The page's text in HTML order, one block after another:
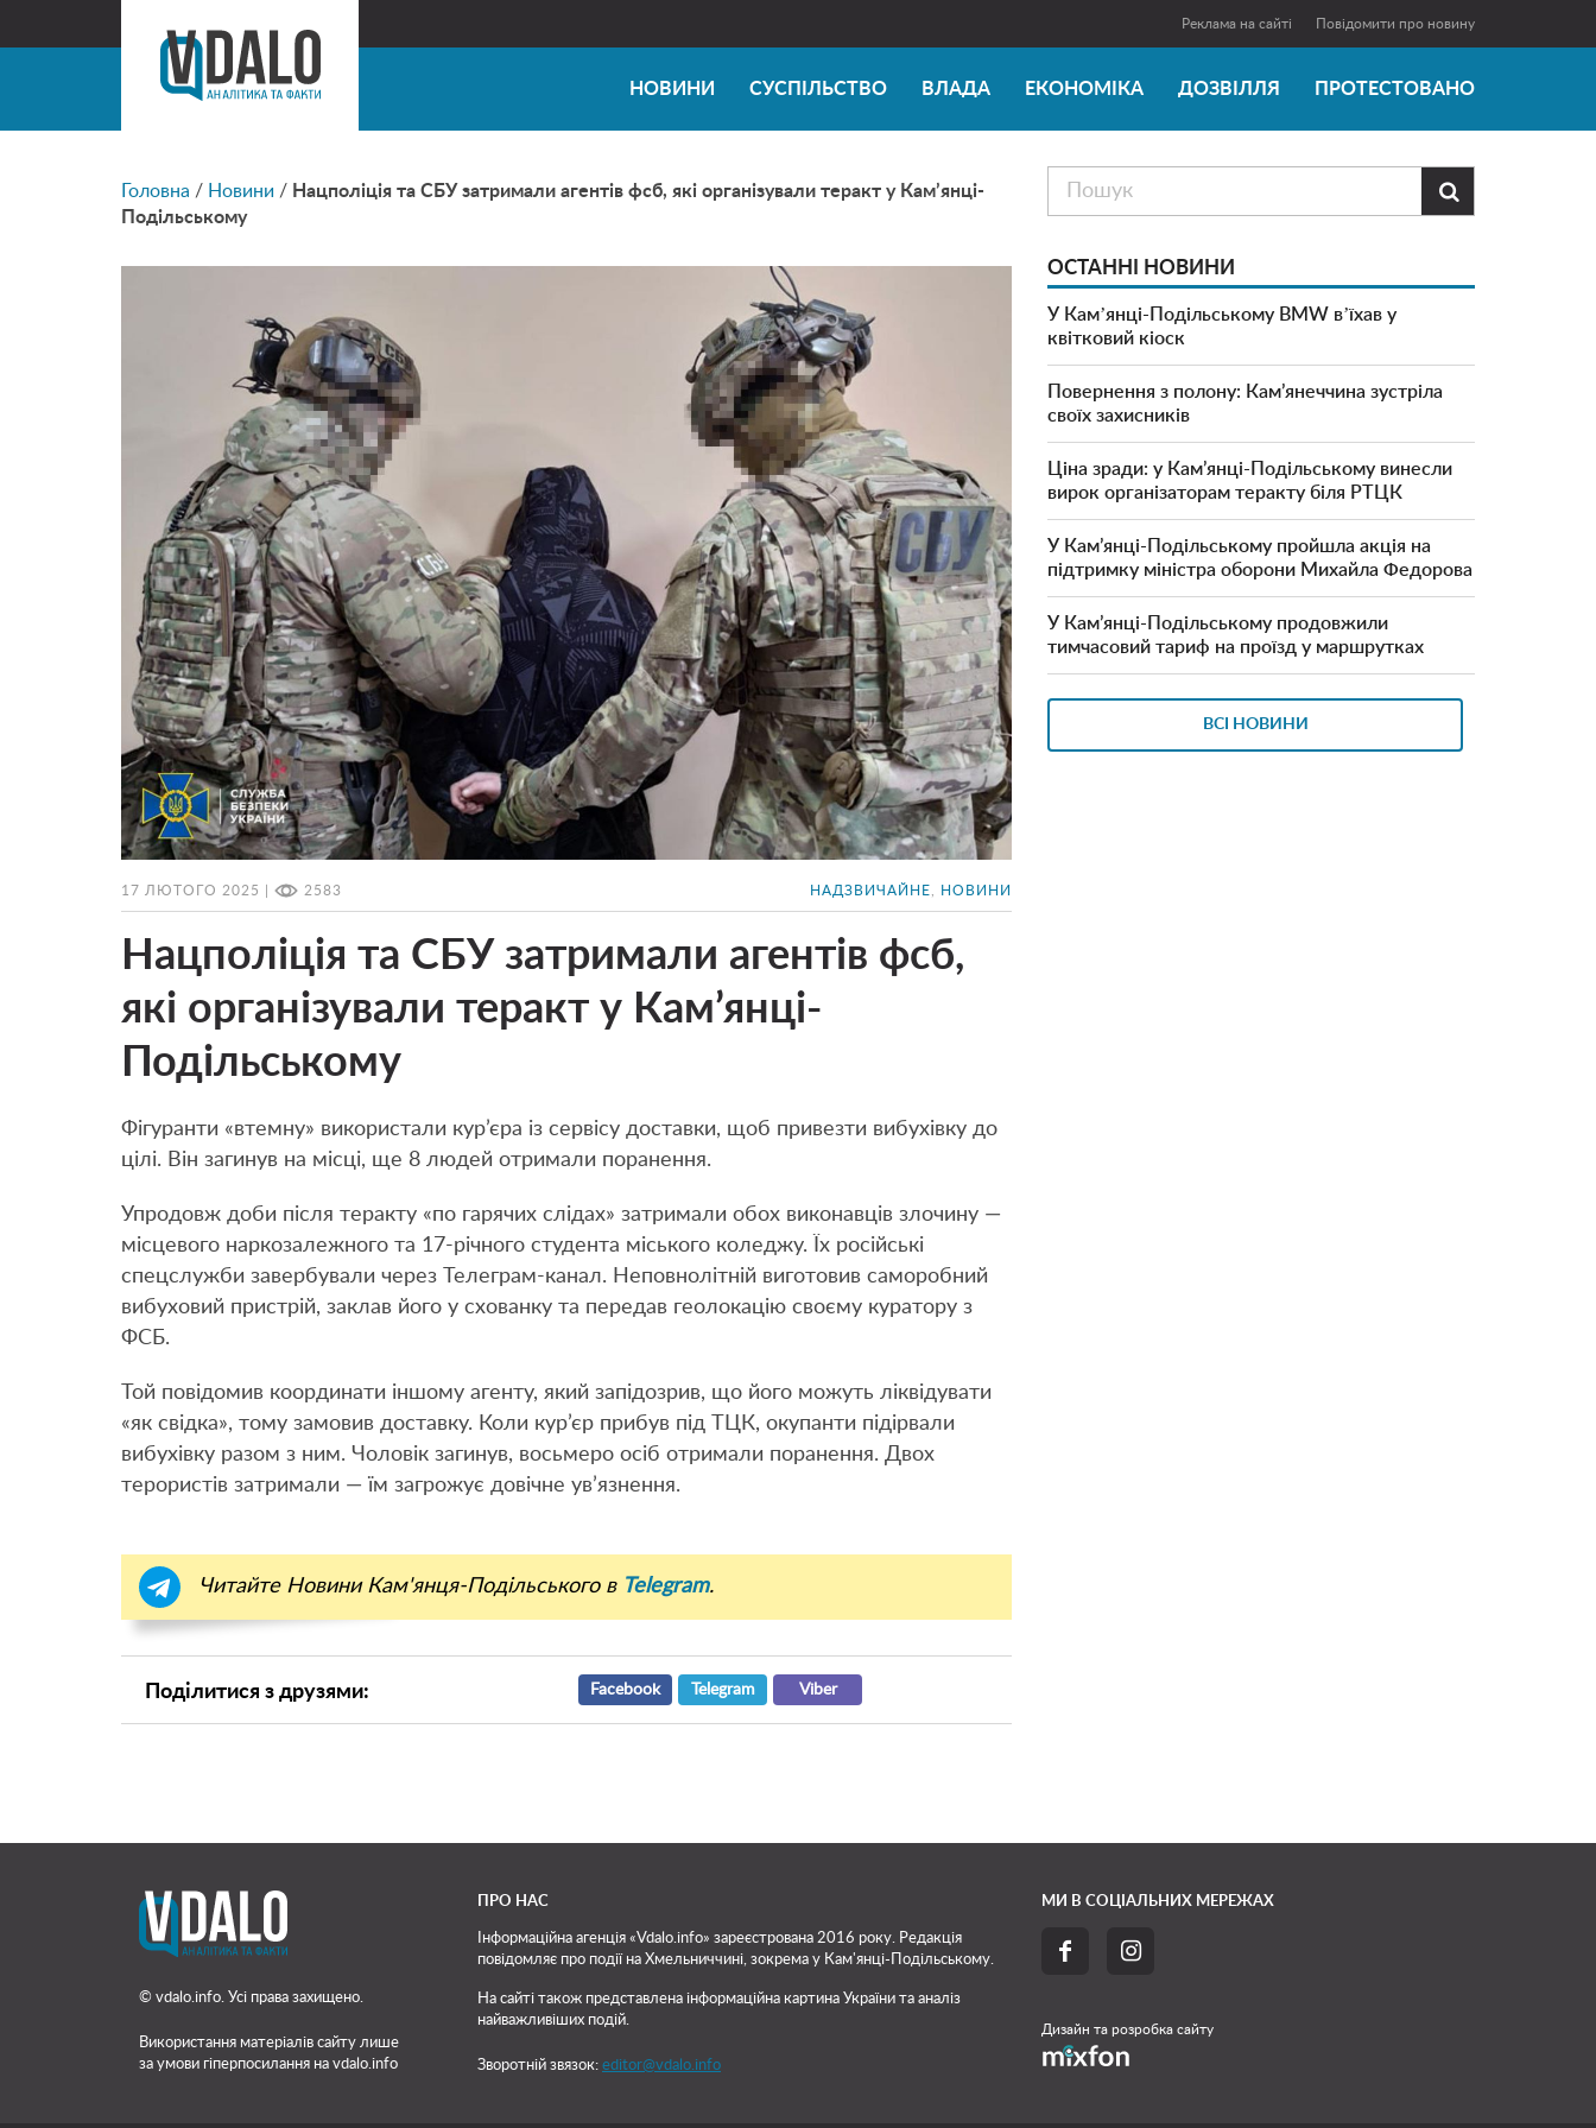
Реклама на сайті Повідомити про новину
НОВИНИ СУСПІЛЬСТВО ВЛАДА ЕКОНОМІКА ДОЗВІЛЛЯ ПРОТЕСТОВАНО
Головна / Новини / Нацполіція та СБУ затримали агентів фсб, які організували теракт у Кам’янці-
Подільському
17 ЛЮТОГО 2025 | 2583 НАДЗВИЧАЙНЕ НОВИНИ
Нацполіція та СБУ затримали агентів фсб,
які організували теракт у Кам’янці-
Подільському
Фігуранти «втемну» використали кур’єра із сервісу доставки, щоб привезти вибухівку до
цілі. Він загинув на місці, ще 8 людей отримали поранення.
Упродовж доби після теракту «по гарячих слідах» затримали обох виконавців злочину —
місцевого наркозалежного та 17-річного студента міського коледжу. Їх російські
спецслужби завербували через Телеграм-канал. Неповнолітній виготовив саморобний
вибуховий пристрій, заклав його у схованку та передав геолокацію своєму куратору з
ФСБ.
Той повідомив координати іншому агенту, який запідозрив, що його можуть ліквідувати
«як свідка», тому замовив доставку. Коли кур’єр прибув під ТЦК, окупанти підірвали
вибухівку разом з ним. Чоловік загинув, восьмеро осіб отримали поранення. Двох
терористів затримали — їм загрожує довічне ув’язнення.
Читайте Новини Кам'янця-Подільського в Telegram.
Поділитися з друзями: Facebook Telegram Viber

ОСТАННІ НОВИНИ
У Камʼянці-Подільському BMW вʼїхав у
квітковий кіоск
Повернення з полону: Кам’янеччина зустріла
своїх захисників
Ціна зради: у Кам’янці-Подільському винесли
вирок організаторам теракту біля РТЦК
У Кам’янці-Подільському пройшла акція на
підтримку міністра оборони Михайла Федорова
У Кам’янці-Подільському продовжили
тимчасовий тариф на проїзд у маршрутках
ВСІ НОВИНИ
© vdalo.info. Усі права захищено.
Використання матеріалів сайту лише
за умови гіперпосилання на vdalo.info
ПРО НАС
Інформаційна агенція «Vdalo.info» зареєстрована 2016 року. Редакція
повідомляє про події на Хмельниччині, зокрема у Кам'янці-Подільському.
На сайті також представлена інформаційна картина України та аналіз
найважливіших подій.
Зворотній звязок: editor@vdalo.info
МИ В СОЦІАЛЬНИХ МЕРЕЖАХ
 
Дизайн та розробка сайту